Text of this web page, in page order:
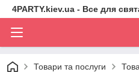
4PARTY.kiev.ua - Все для
Товари та послуги